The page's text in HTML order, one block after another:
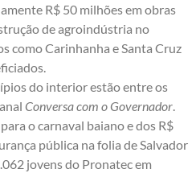
R$ 50 milhões em obras
de agroindústria no
como Carinhanha e Santa Cruz
do interior estão entre os
Conversa com o Governador.
o carnaval baiano e dos R$
pública na folia de Salvador
jovens do Pronatec em